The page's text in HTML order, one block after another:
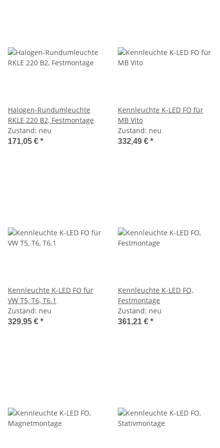
Halogen-Rundumleuchte
RKLE 220 B2, Festmontage
Zustand: neu
171,05 € *
Kennleuchte K-LED FO für
MB Vito
Zustand: neu
332,49 € *
Kennleuchte K-LED FO für
VW T5, T6, T6.1
Zustand: neu
329,95 € *
Kennleuchte K-LED FO,
Festmontage
Zustand: neu
361,21 € *